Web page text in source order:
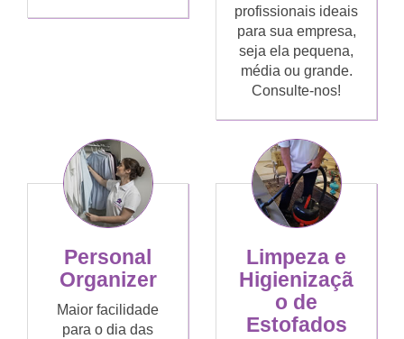
profissionais ideais
para sua empresa,
seja ela pequena,
média ou grande.
Consulte-nos!
Personal
Organizer
Maior facilidade
para o dia das
Limpeza e
Higienizaçã
o de
Estofados